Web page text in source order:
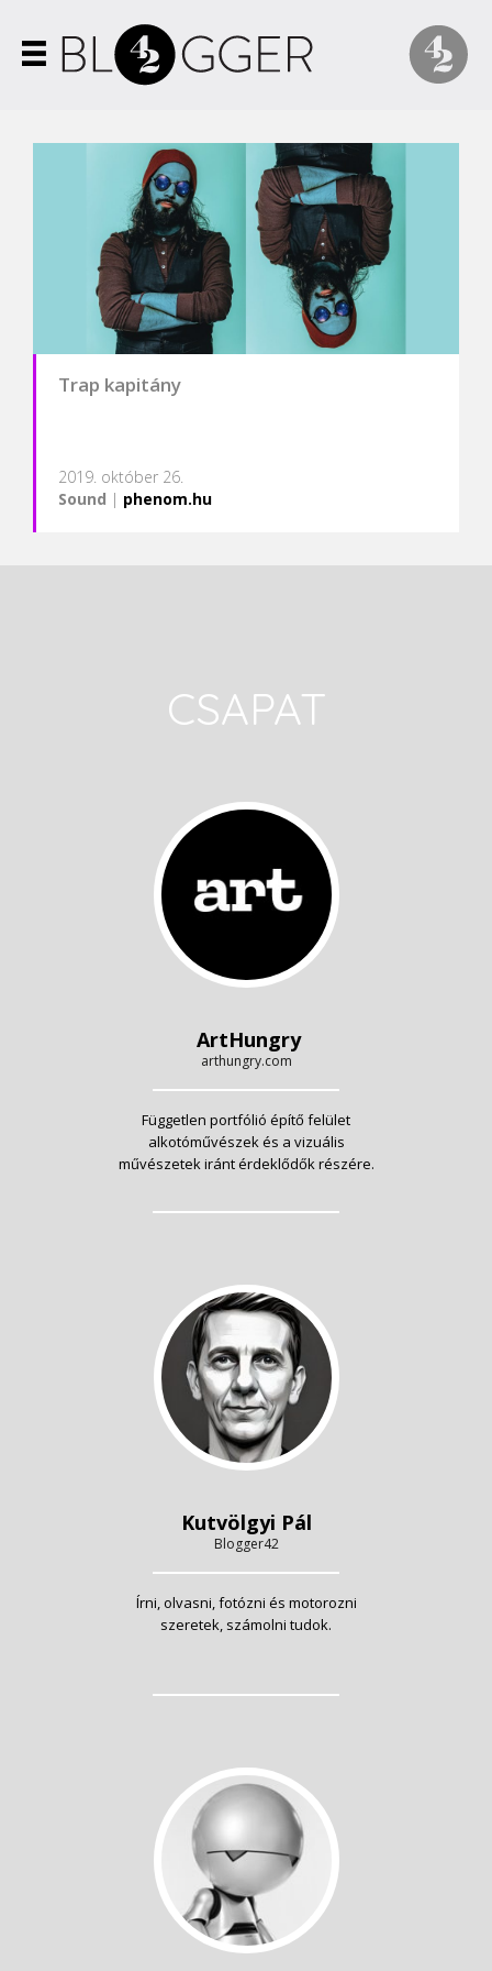
Trap kapitány
2019. október 26.
Sound | phenom.hu
CSAPAT
ArtHungry
arthungry.com
Független portfólió építő felület
alkotóművészek és a vizuális
művészetek iránt érdeklődők részére.
Kutvölgyi Pál
Blogger42
Írni, olvasni, fotózni és motorozni
szeretek, számolni tudok.